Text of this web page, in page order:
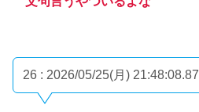
26 : 2026/05/25(月) 21:48:08.87